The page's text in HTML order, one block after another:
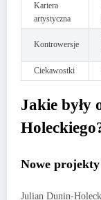
Kariera
artystyczna
Kontrowersje
Ciekawostki
Jakie były
Nowe
Julian Dunin-